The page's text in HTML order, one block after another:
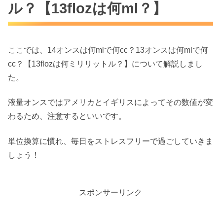
ル？【13flozは何ml？】
ここでは、14オンスは何mlで何cc？13オンスは何mlで何
cc？【13flozは何ミリリットル？】について解説しまし
た。
液量オンスではアメリカとイギリスによってその数値が変
わるため、注意するといいです。
単位換算に慣れ、毎日をストレスフリーで過ごしていきま
しょう！
スポンサーリンク